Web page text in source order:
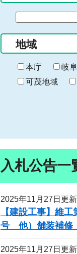
の
始
ま
り
地域
本庁 岐
可茂地域
入札公告一
2025年11月27日更新
【建設工事】維
号 他）舗装補修
2025年11月27日更新